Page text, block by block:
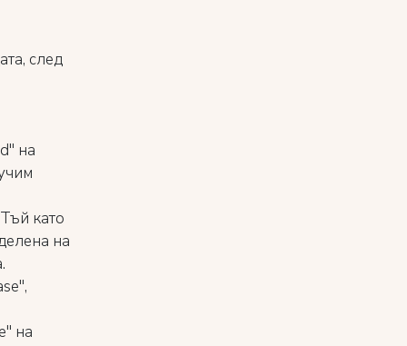
след
на
като
на
на